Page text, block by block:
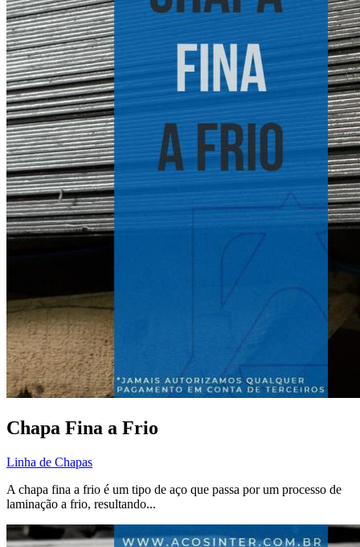
Chapa Fina a Frio
Linha de Chapas
A chapa fina a frio é um tipo de aço que passa por um processo de
laminação a frio, resultando...